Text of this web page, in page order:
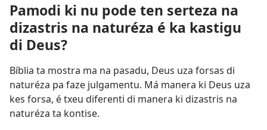
Pamodi ki nu pode ten serteza na
dizastris na naturéza é ka kastigu
di Deus?
Bíblia ta mostra ma na pasadu, Deus uza forsas di
naturéza pa faze julgamentu. Má manera ki Deus uza
kes forsa, é txeu diferenti di manera ki dizastris na
naturéza ta kontise.